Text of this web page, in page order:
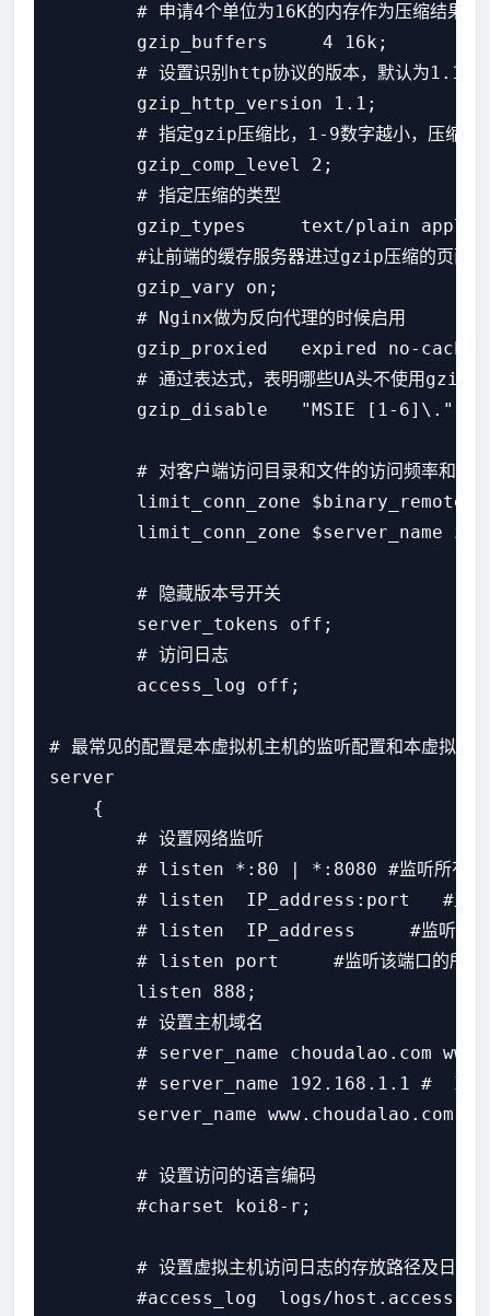
# 申请4个单位为16K的内存作为压缩结果流
        gzip_buffers     4 16k;
        # 设置识别http协议的版本，默认为1.1
        gzip_http_version 1.1;
# 指定gzip压缩比，1-9数字越小，压缩比
        gzip_comp_level 2;
        # 指定压缩的类型
gzip_types     text/plain
        #让前端的缓存服务器进过gzip压缩的页面
        gzip_vary on;
        # Nginx做为反向代理的时候启用
gzip_proxied   expired no-cache
# 通过表达式，表明哪些UA头不使用gzip压
        gzip_disable   "MSIE [1-6]\.";
# 对客户端访问目录和文件的访问频率和次
limit_conn_zone
limit_conn_zone $server_name
        # 隐藏版本号开关
        server_tokens off;
        # 访问日志
        access_log off;
# 最常见的配置是本虚拟机主机的监听配置和本虚拟
server
    {
        # 设置网络监听
# listen *:80 | *:8080 #监听所有80
# listen  IP_address:port   #监听
# listen  IP_address     #监听指定
# listen port     #监听该端口的所有
        listen 888;
        # 设置主机域名
# server_name choudalao.com
# server_name 192.168.1.1 #  IP 地
        server_name www.choudalao.com;
        # 设置访问的语言编码
        #charset koi8-r;
# 设置虚拟主机访问日志的存放路径及日志
#access_log  logs/